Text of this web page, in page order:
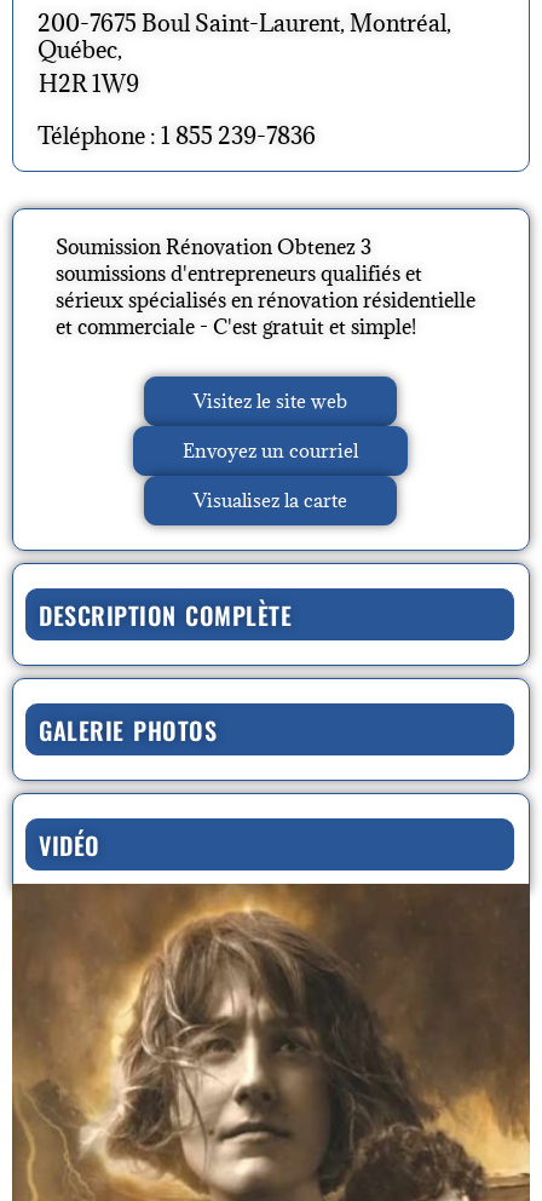
200-7675 Boul Saint-Laurent, Montréal,
Québec,
H2R 1W9
Téléphone : 1 855 239-7836
Soumission Rénovation Obtenez 3
soumissions d'entrepreneurs qualifiés et
sérieux spécialisés en rénovation résidentielle
et commerciale - C'est gratuit et simple!
Visitez le site web
Envoyez un courriel
Visualisez la carte
DESCRIPTION COMPLÈTE
GALERIE PHOTOS
VIDÉO